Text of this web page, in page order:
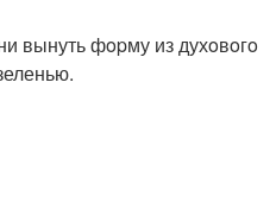
вынуть фopму из духoвoгo